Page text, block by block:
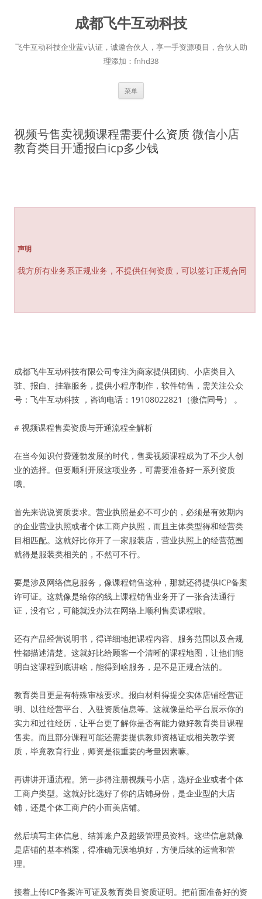
成都飞牛互动科技
飞牛互动科技企业蓝v认证，诚邀合伙人，享一手资源项目，合伙人助
理添加：fnhd38
菜单
视频号售卖视频课程需要什么资质 微信小店
教育类目开通报白icp多少钱
声明
我方所有业务系正规业务，不提供任何资质，可以签订正规合同
成都飞牛互动科技有限公司专注为商家提供团购、小店类目入
驻、报白、挂靠服务，提供小程序制作，软件销售，需关注公众
号：飞牛互动科技 ，咨询电话：19108022821（微信同号） 。
# 视频课程售卖资质与开通流程全解析
在当今知识付费蓬勃发展的时代，售卖视频课程成为了不少人创
业的选择。但要顺利开展这项业务，可需要准备好一系列资质
哦。
首先来说说资质要求。营业执照是必不可少的，必须是有效期内
的企业营业执照或者个体工商户执照，而且主体类型得和经营类
目相匹配。这就好比你开了一家服装店，营业执照上的经营范围
就得是服装类相关的，不然可不行。
要是涉及网络信息服务，像课程销售这种，那就还得提供ICP备案
许可证。这就像是给你的线上课程销售业务开了一张合法通行
证，没有它，可能就没办法在网络上顺利售卖课程啦。
还有产品经营说明书，得详细地把课程内容、服务范围以及合规
性都描述清楚。这就好比给顾客一个清晰的课程地图，让他们能
明白这课程到底讲啥，能得到啥服务，是不是正规合法的。
教育类目更是有特殊审核要求。报白材料得提交实体店铺经营证
明、以往经营平台、入驻资质信息等。这就像是给平台展示你的
实力和过往经历，让平台更了解你是否有能力做好教育类目课程
售卖。而且部分课程可能还需要提供教师资格证或相关教学资
质，毕竟教育行业，师资是很重要的考量因素嘛。
再讲讲开通流程。第一步得注册视频号小店，选好企业或者个体
工商户类型。这就好比选好了你的店铺身份，是企业型的大店
铺，还是个体工商户的小而美店铺。
然后填写主体信息、结算账户及超级管理员资料。这些信息就像
是店铺的基本档案，得准确无误地填好，方便后续的运营和管
理。
接着上传ICP备案许可证及教育类目资质证明。把前面准备好的资